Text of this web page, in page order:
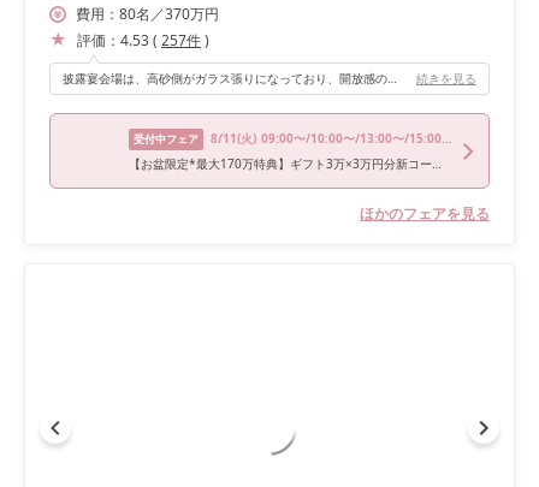
費用： 80名 ／370万円
評価： 4.53( 257件)
披露宴会場は、高砂側がガラス張りになっており、開放感のある明るい空間が魅力です。私たちはソファ席を選んだため、ゲストの皆さまの顔をしっかり見渡すことができ、アットホームな雰囲気で過ごせると感じました。 また、130名ほど招待してもゆとりのある広さがあり、各テーブルを回りながらゲスト一人ひとりと交流できる点も決め手のひとつになりました。夕方からの披露宴だったため、お色直し後の再入場ではガラス張りのカーテンを開け、外からゲストの皆さまに手を振りながら登場する演出ができたことも印象に残っています。 続きを見る
受付中フェア 8/11(火) 09:00〜/10:00〜/13:00〜/15:00〜/17:00〜
【お盆限定*最大170万特典】ギフト3万×3万円分新コース美食体験
ほかのフェアを見る